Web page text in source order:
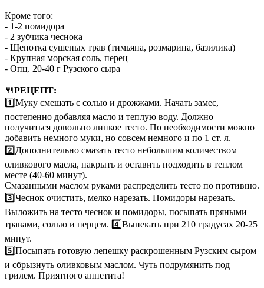
Кроме того:
- 1-2 помидора
- 2 зубчика чеснока
- Щепотка сушеных трав (тимьяна, розмарина, базилика)
- Крупная морская соль, перец
- Опц. 20-40 г Рузского сыра
🍴РЕЦЕПТ:
1️⃣Муку смешать с солью и дрожжами. Начать замес,
постепенно добавляя масло и теплую воду. Должно
получиться довольно липкое тесто. По необходимости можно
добавить немного муки, но совсем немного и по 1 ст. л.
2️⃣Дополнительно смазать тесто небольшим количеством
оливкового масла, накрыть и оставить подходить в теплом
месте (40-60 минут).
Смазанными маслом руками распределить тесто по противню.
3️⃣Чеснок очистить, мелко нарезать. Помидоры нарезать.
Выложить на тесто чеснок и помидоры, посыпать пряными
травами, солью и перцем. 4️⃣Выпекать при 210 градусах 20-25
минут.
5️⃣Посыпать готовую лепешку раскрошенным Рузским сыром
и сбрызнуть оливковым маслом. Чуть подрумянить под
грилем. Приятного аппетита!